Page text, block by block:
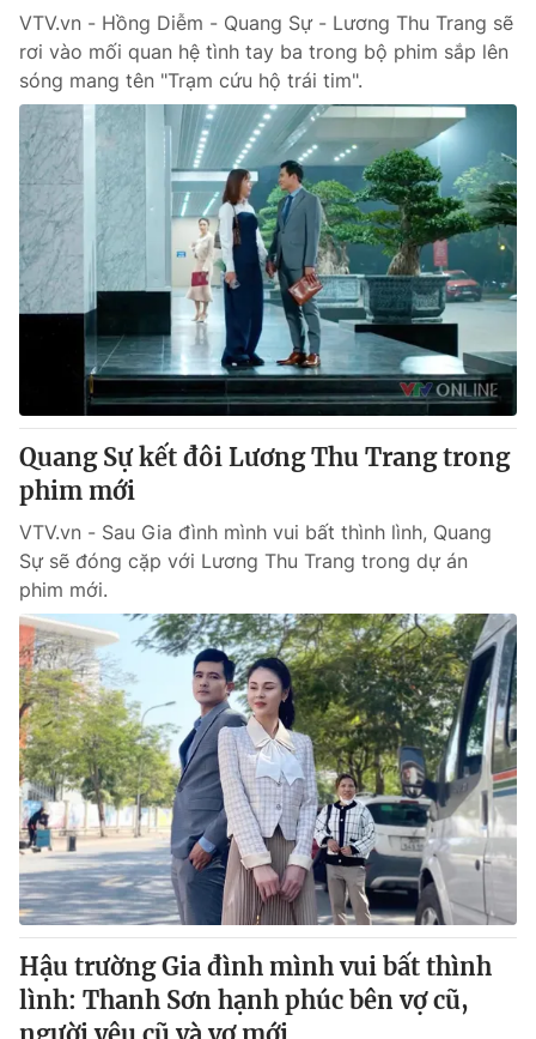
VTV.vn - Hồng Diễm - Quang Sự - Lương Thu Trang sẽ
rơi vào mối quan hệ tình tay ba trong bộ phim sắp lên
sóng mang tên "Trạm cứu hộ trái tim".
Quang Sự kết đôi Lương Thu Trang trong
phim mới
VTV.vn - Sau Gia đình mình vui bất thình lình, Quang
Sự sẽ đóng cặp với Lương Thu Trang trong dự án
phim mới.
Hậu trường Gia đình mình vui bất thình
lình: Thanh Sơn hạnh phúc bên vợ cũ,